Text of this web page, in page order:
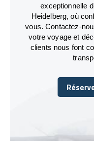
exceptionnelle
Heidelberg, où
vous. Contactez-
votre voyage et
clients nous font